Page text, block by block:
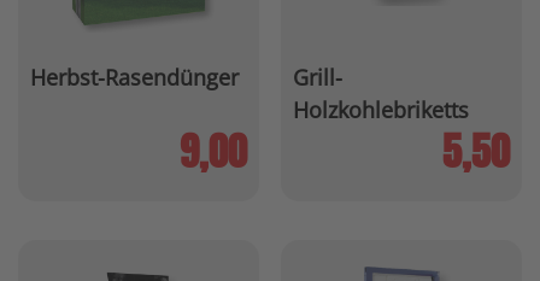
Herbst-Rasendünger
9,00
Grill-
Holzkohlebriketts
5,50